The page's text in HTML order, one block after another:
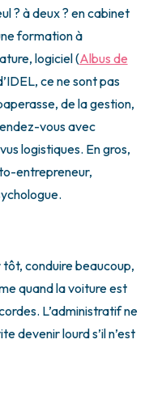
? à deux ? en cabinet
formation à
logiciel (Albus de
ce ne sont pas
de la gestion,
vous avec
logistiques. En gros,
entrepreneur,
conduire beaucoup,
quand la voiture est
L’administratif ne
devenir lourd s’il n’est